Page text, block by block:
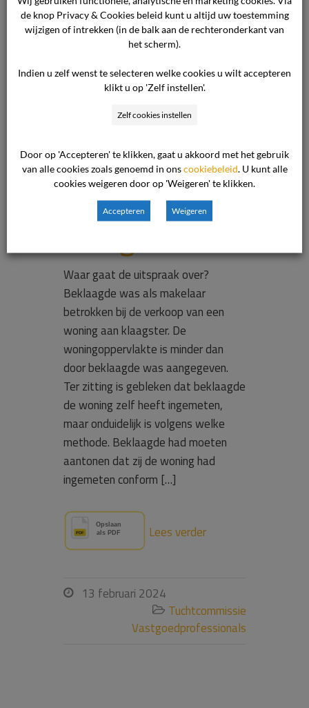
Beklaagde
heeft woning
niet conform
Meetinstructi
e ingemeten
Waar gaat de uitspraak over?
Beklaagde was als makelaar
betrokken bij de verkoop van een
woning aan klaagster. De
woningoppervlakte is minder dan
door beklaagde was aangegeven.
Ter zitting is gebleken dat beklaagde
de woning zelf heeft ingemeten,
maar onduidelijk is volgens welke
methode. Beklaagde had moeten
aantonen dat zij de woning had
ingemeten conform […]
Lees verder
 13 februari 2024
 Tuchtcommissie
Vastgoedprofessionals
de knop Privacy & Cookies beleid kunt u altijd uw toestemming
wijzigen of intrekken (in de balk aan de rechteronderkant van
het scherm).
Indien u zelf wenst te selecteren welke cookies u wilt accepteren
klikt u op 'Zelf instellen'.
Zelf cookies instellen
Door op 'Accepteren' te klikken, gaat u akkoord met het gebruik
van alle cookies zoals genoemd in onscookiebeleid. U kunt alle
cookies weigeren door op 'Weigeren' te klikken.
Accepteren Weigeren